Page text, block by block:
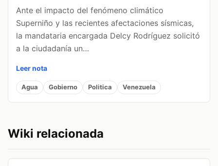
Ante el impacto del fenómeno climático
Superniño y las recientes afectaciones sísmicas,
la mandataria encargada Delcy Rodríguez solicitó
a la ciudadanía un…
Leer nota
Agua Gobierno Politica Venezuela
Wiki relacionada